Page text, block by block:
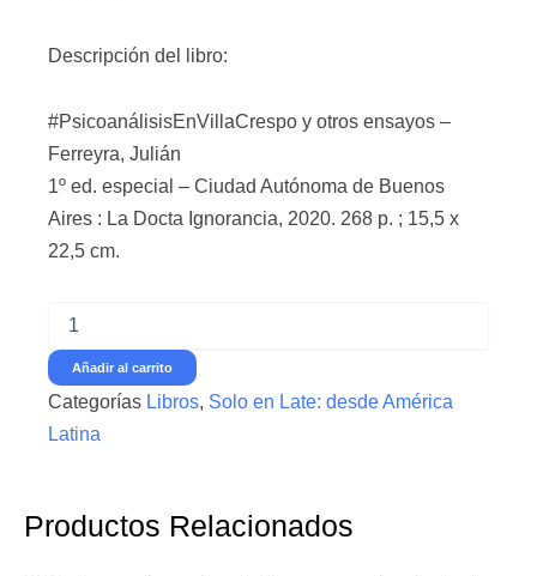
Descripción del libro:
#PsicoanálisisEnVillaCrespo y otros ensayos –
Ferreyra, Julián
1º ed. especial – Ciudad Autónoma de Buenos
Aires : La Docta Ignorancia, 2020. 268 p. ; 15,5 x
22,5 cm.
otros
ensayos
-
Ferreyra,
Añadir al carrito
Categorías Libros, Solo en Late: desde América
Latina
Productos Relacionados